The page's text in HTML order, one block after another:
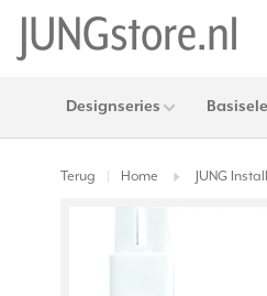
Designseries
Terug Home JUNG